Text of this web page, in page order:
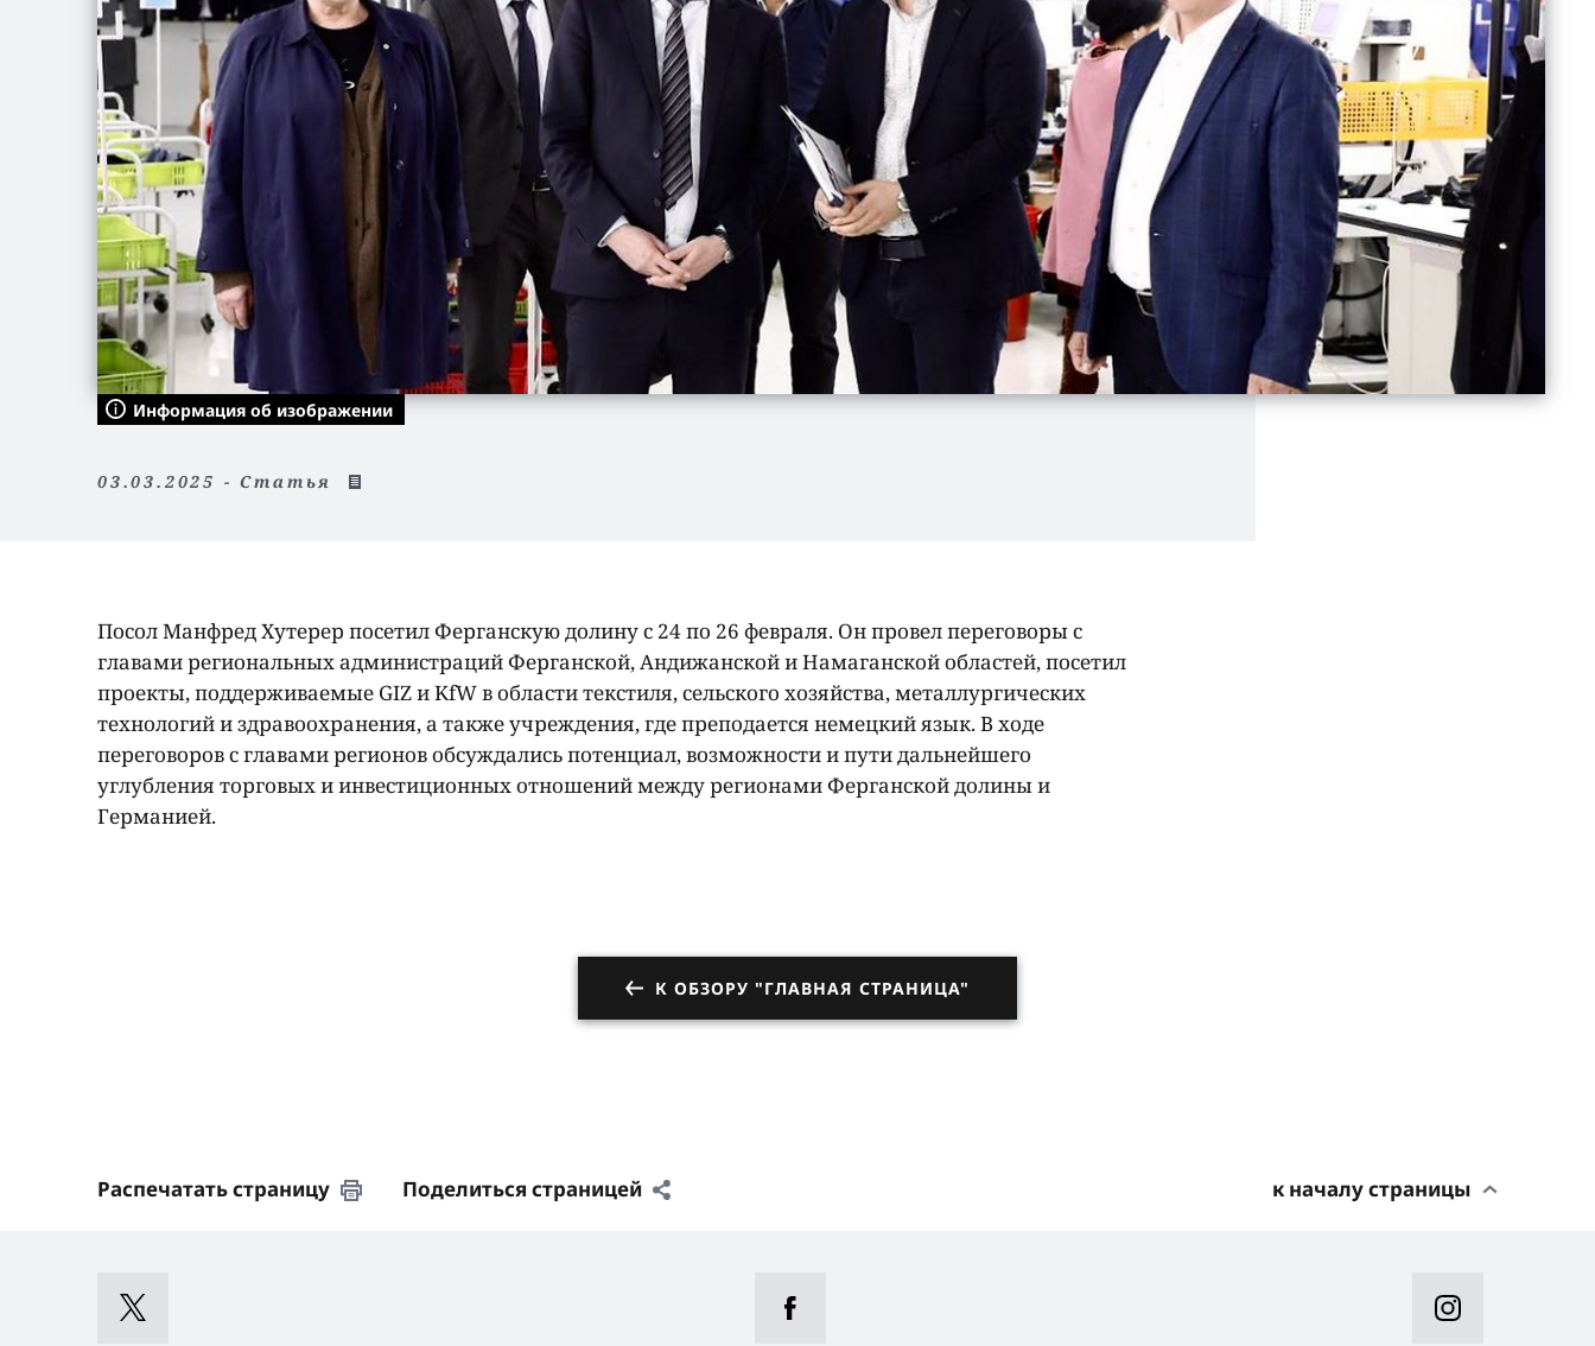
Информация об изображении
03.03.2025 - Статья
Посол Манфред Хутерер посетил Ферганскую долину с 24 по 26 февраля. Он провел переговоры с
главами региональных администраций Ферганской, Андижанской и Намаганской областей, посетил
проекты, поддерживаемые GIZиKfWв области текстиля, сельского хозяйства, металлургических
технологий и здравоохранения, а также учреждения, где преподается немецкий язык. В ходе
переговоров с главами регионов обсуждались потенциал, возможности и пути дальнейшего
углубления торговых и инвестиционных отношений между регионами Ферганской долины и
Германией.
К ОБЗОРУ "ГЛАВНАЯ СТРАНИЦА"
Распечатать страницу Поделиться страницей к началу страницы